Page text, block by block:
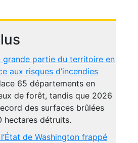
grande partie du territoire en
aux risques d’incendies
65 départements en
de forêt, tandis que 2026
des surfaces brûlées
hectares détruits.
de Washington frappé